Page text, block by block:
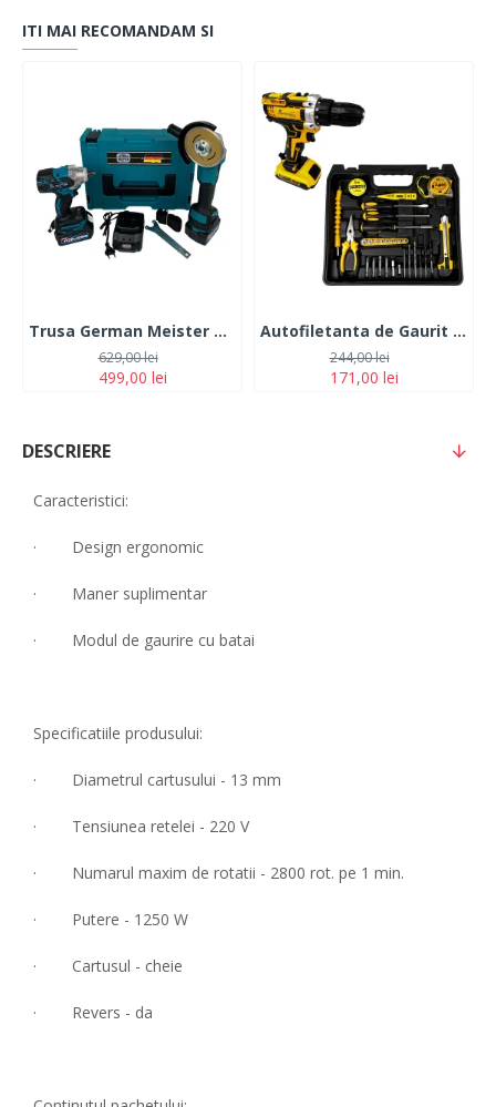
ITI MAI RECOMANDAM SI
Trusa German Meister Masina cu Impact + Polizor Unghiular 128V, 6Ah, cu 2 Acumulatori
499,00 lei
629,00 lei
Autofiletanta de Gaurit si Insurubat German Meister 36V, 5 Ah Galbena cu 2 Acumulatori + 30 Accesorii
171,00 lei
244,00 lei
DESCRIERE
Caracteristici:
· Design ergonomic
· Maner suplimentar
· Modul de gaurire cu batai
Specificatiile produsului:
· Diametrul cartusului - 13 mm
· Tensiunea retelei - 220 V
· Numarul maxim de rotatii - 2800 rot. pe 1 min.
· Putere - 1250 W
· Cartusul - cheie
· Revers - da